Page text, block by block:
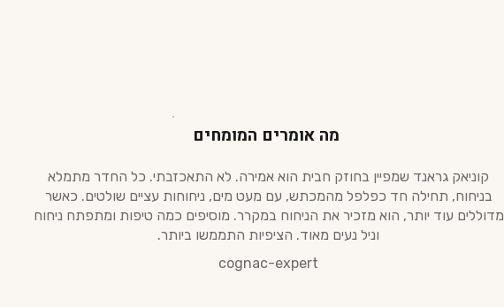
מה אומרים המומחים
קוניאק גראנד שמפיין בחוזק חבית הוא אמירה. לא התאכזבתי. כל החדר מתמלא
בניחוח, תחילה חד כפלפל מהמכתש, עם מעט מים, ניחוחות עציים שולטים. כאשר
מדוללים עוד יותר, הוא מזכיר את הניחוח במקרר. מוסיפים כמה טיפות ומתפתח ניחוח
וניל נעים מאוד. הציפיות התממשו ביותר.
cognac-expert